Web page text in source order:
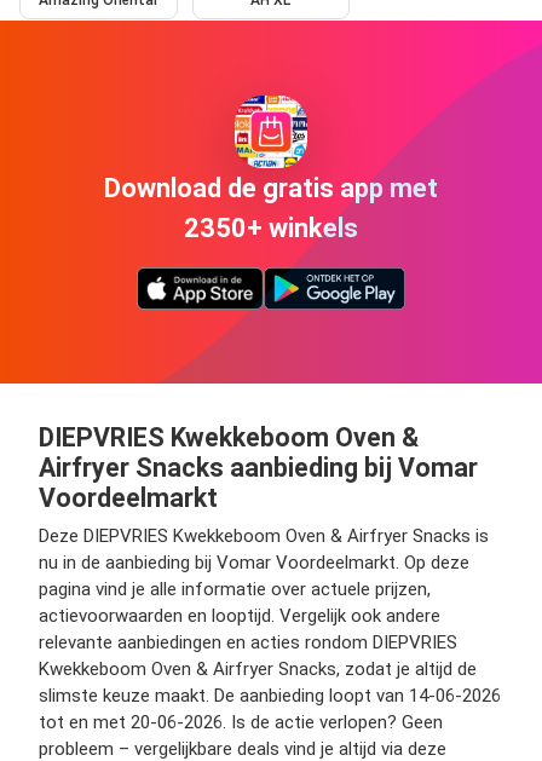
Download de gratis app met
2350+ winkels
DIEPVRIES Kwekkeboom Oven &
Airfryer Snacks aanbieding bij Vomar
Voordeelmarkt
Deze DIEPVRIES Kwekkeboom Oven & Airfryer Snacks is
nu in de aanbieding bij Vomar Voordeelmarkt. Op deze
pagina vind je alle informatie over actuele prijzen,
actievoorwaarden en looptijd. Vergelijk ook andere
relevante aanbiedingen en acties rondom DIEPVRIES
Kwekkeboom Oven & Airfryer Snacks, zodat je altijd de
slimste keuze maakt. De aanbieding loopt van 14-06-2026
tot en met 20-06-2026. Is de actie verlopen? Geen
probleem – vergelijkbare deals vind je altijd via deze